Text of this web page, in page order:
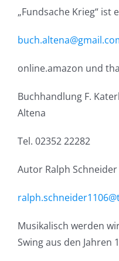
„Fundsache Krieg“ ist
online.amazon und
Buchhandlung F.
Altena
Tel. 02352 22282
Autor Ralph Schneider
Musikalisch werden
Swing aus den Jahren